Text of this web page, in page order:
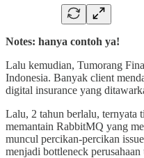
Notes: hanya contoh ya!
Lalu kemudian, Tumorang
Indonesia. Banyak client
digital insurance yang
Lalu, 2 tahun berlalu, ternyata
memantain RabbitMQ yang
muncul percikan-percikan
menjadi bottleneck